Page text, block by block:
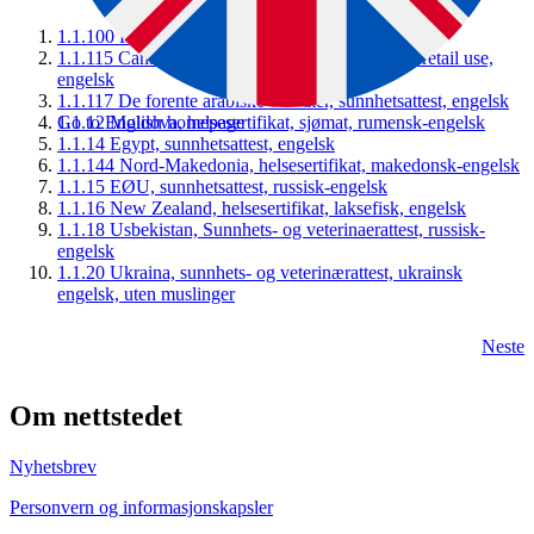
Go to English homepage
1.1.100 Kina, sunnhetsattest, kinesisk-engelsk
1.1.115 Canada, helsesertifikat, Food Service or retail use,
engelsk
1.1.117 De forente arabiske emirater, sunnhetsattest, engelsk
1.1.12 Moldova, helsesertifikat, sjømat, rumensk-engelsk
1.1.14 Egypt, sunnhetsattest, engelsk
1.1.144 Nord-Makedonia, helsesertifikat, makedonsk-engelsk
1.1.15 EØU, sunnhetsattest, russisk-engelsk
1.1.16 New Zealand, helsesertifikat, laksefisk, engelsk
1.1.18 Usbekistan, Sunnhets- og veterinaerattest, russisk-
engelsk
1.1.20 Ukraina, sunnhets- og veterinærattest, ukrainsk
engelsk, uten muslinger
Neste
Om nettstedet
Nyhetsbrev
Personvern og informasjonskapsler